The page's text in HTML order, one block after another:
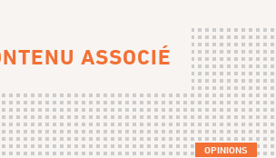
ASSOCIÉ
OPINIONS